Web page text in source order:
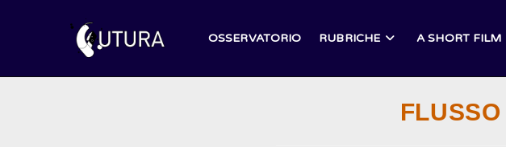
OSSERVATORIO RUBRICHE A SHORT FILM